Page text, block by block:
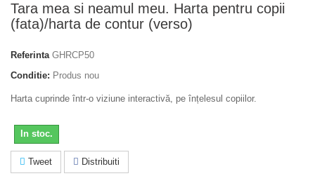
Tara mea si neamul meu. Harta pentru copii
(fata)/harta de contur (verso)
Referinta GHRCP50
Conditie: Produs nou
Harta cuprinde într-o viziune interactivă, pe înțelesul copiilor.
In stoc.
Tweet Distribuiti